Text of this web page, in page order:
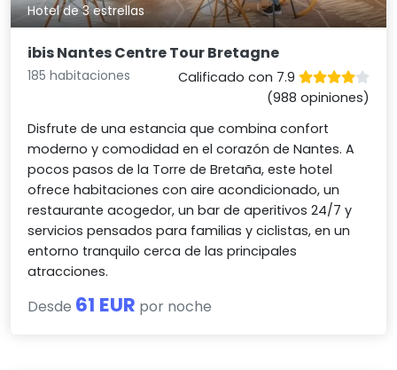
Hotel de 3 estrellas
ibis Nantes Centre Tour Bretagne
185 habitaciones
Calificado con 7.9
(988 opiniones)
Disfrute de una estancia que combina confort
moderno y comodidad en el corazón de Nantes. A
pocos pasos de la Torre de Bretaña, este hotel
ofrece habitaciones con aire acondicionado, un
restaurante acogedor, un bar de aperitivos 24/7 y
servicios pensados para familias y ciclistas, en un
entorno tranquilo cerca de las principales
atracciones.
Desde 61 EUR por noche